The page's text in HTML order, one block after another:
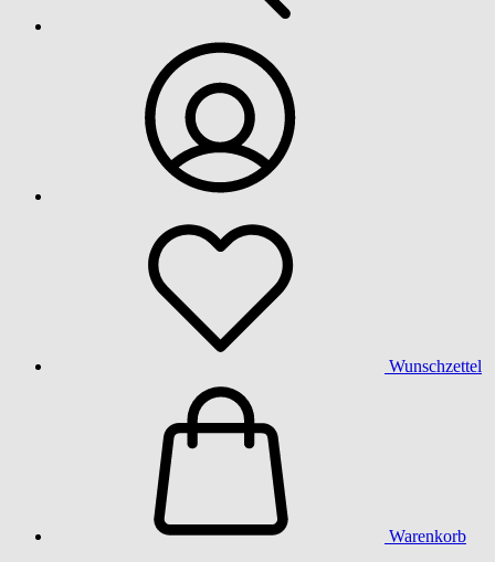
Wunschzettel
Warenkorb